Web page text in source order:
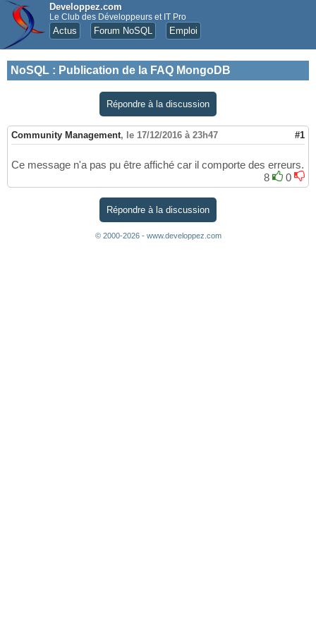
Developpez.com
Le Club des Développeurs et IT Pro
Actus Forum NoSQL Emploi
NoSQL : Publication de la FAQ MongoDB
Répondre à la discussion
Community Management, le 17/12/2016 à 23h47 #1
Ce message n'a pas pu être affiché car il comporte des erreurs.
8
0
Répondre à la discussion
© 2000-2026 - www.developpez.com